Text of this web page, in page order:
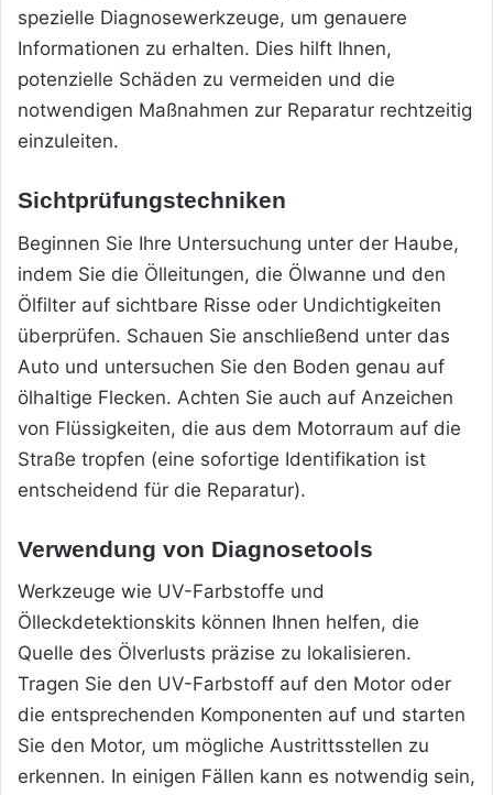
spezielle Diagnosewerkzeuge, um genauere
Informationen zu erhalten. Dies hilft Ihnen,
potenzielle Schäden zu vermeiden und die
notwendigen Maßnahmen zur Reparatur rechtzeitig
einzuleiten.
Sichtprüfungstechniken
Beginnen Sie Ihre Untersuchung unter der Haube,
indem Sie die Ölleitungen, die Ölwanne und den
Ölfilter auf sichtbare Risse oder Undichtigkeiten
überprüfen. Schauen Sie anschließend unter das
Auto und untersuchen Sie den Boden genau auf
ölhaltige Flecken. Achten Sie auch auf Anzeichen
von Flüssigkeiten, die aus dem Motorraum auf die
Straße tropfen (eine sofortige Identifikation ist
entscheidend für die Reparatur).
Verwendung von Diagnosetools
Werkzeuge wie UV-Farbstoffe und
Ölleckdetektionskits können Ihnen helfen, die
Quelle des Ölverlusts präzise zu lokalisieren.
Tragen Sie den UV-Farbstoff auf den Motor oder
die entsprechenden Komponenten auf und starten
Sie den Motor, um mögliche Austrittsstellen zu
erkennen. In einigen Fällen kann es notwendig sein,